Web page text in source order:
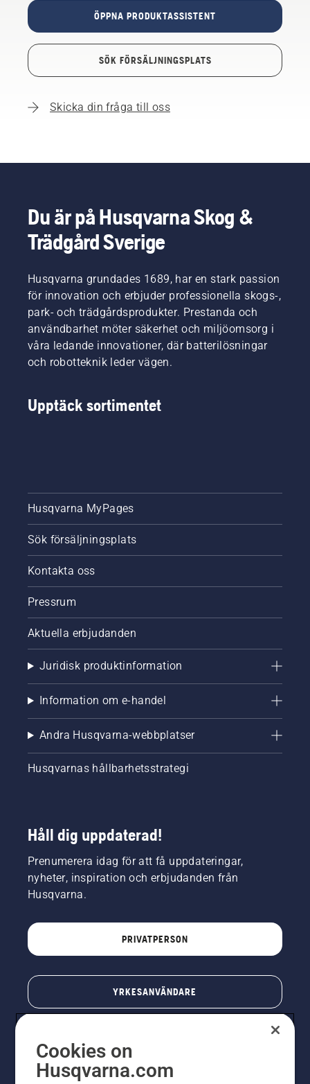
ÖPPNA PRODUKTASSISTENT
SÖK FÖRSÄLJNINGSPLATS
Skicka din fråga till oss
Du är på Husqvarna Skog &
Trädgård Sverige
Husqvarna grundades 1689, har en stark passion
för innovation och erbjuder professionella skogs-,
park- och trädgårdsprodukter. Prestanda och
användbarhet möter säkerhet och miljöomsorg i
våra ledande innovationer, där batterilösningar
och robotteknik leder vägen.
Upptäck sortimentet
Husqvarna MyPages
Sök försäljningsplats
Kontakta oss
Pressrum
Aktuella erbjudanden
Juridisk produktinformation
Information om e-handel
Andra Husqvarna-webbplatser
Husqvarnas hållbarhetsstrategi
Håll dig uppdaterad!
Prenumerera idag för att få uppdateringar,
nyheter, inspiration och erbjudanden från
Husqvarna.
PRIVATPERSON
YRKESANVÄNDARE
Cookies on
Husqvarna.com